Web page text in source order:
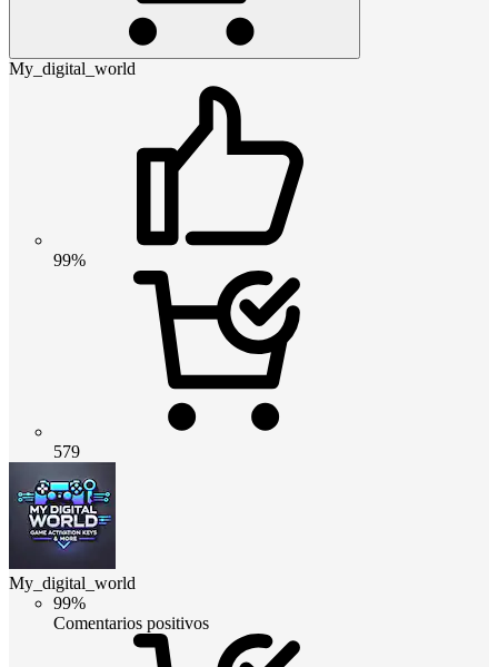
My_digital_world
99%
579
My_digital_world
99%
Comentarios positivos